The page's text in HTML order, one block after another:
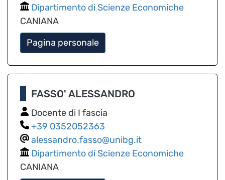
Dipartimento di Scienze Economiche
CANIANA
Pagina personale
FASSO' ALESSANDRO
Docente di I fascia
0352052363
alessandro.fasso@unibg.it
Dipartimento di Scienze Economiche
CANIANA